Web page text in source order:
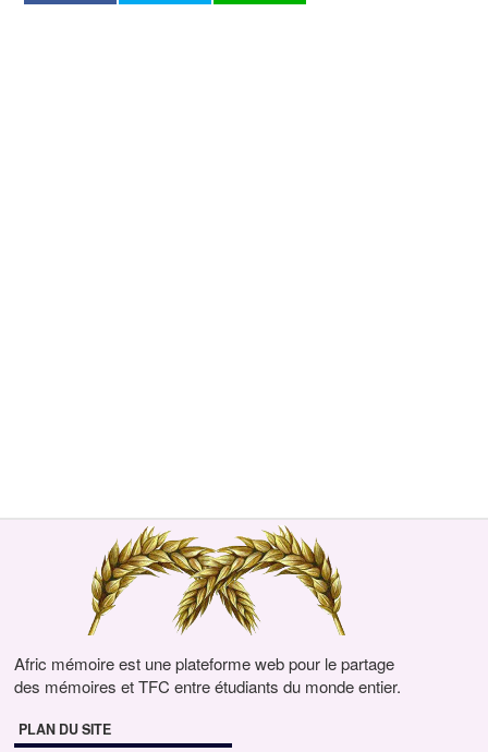
Facebook
Afric mémoire est une plateforme web pour le partage
des mémoires et TFC entre étudiants du monde entier.
PLAN DU SITE